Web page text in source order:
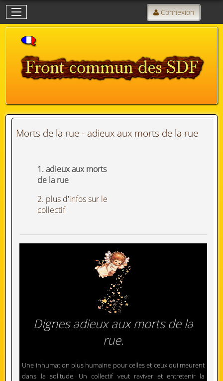
Connexion
Morts de la rue - adieux aux morts de la rue
1. adieux aux morts
de la rue
2. plus d'infos sur le
collectif
Dignes adieux aux morts de la
rue.
Une inhumation plus humaine pour celles et ceux qui meurent
dans la solitude. Un collectif veut raviver et entretenir la